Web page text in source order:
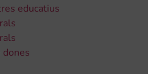
educatius
dones